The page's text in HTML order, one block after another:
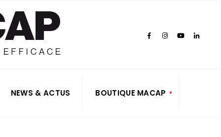
NEWS & ACTUS BOUTIQUE MACAP